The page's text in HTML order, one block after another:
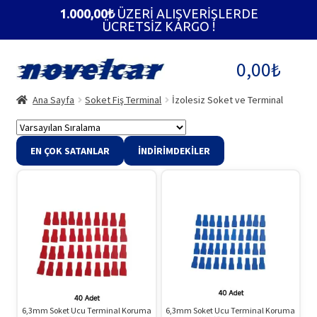
geç
geç
0,00₺
Ana Sayfa Soket Fiş Terminal İzolesiz Soket ve Terminal
EN ÇOK SATANLAR İNDIRIMDEKILER
6,3mm Soket Ucu Terminal Koruma
6,3mm Soket Ucu Terminal Koruma
1.000,00₺ÜZERİ ALIŞVERİŞLERDE
ÜCRETSİZ KARGO !